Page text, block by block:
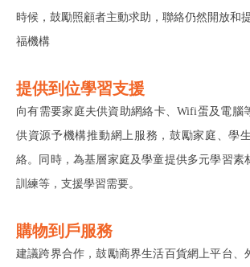
時候，鼓勵照顧者主動求助，聯絡仍然開放和
福機構
提供到位學習支援
向有需要家庭夫供資助網絡卡、Wifi蛋及電腦
供資源予機構推動網上服務，鼓勵家庭、學
絡。同時，為基層家庭及學童提供多元學習素
訓練等，支援學習需要。
購物到戶服務
建議跨界合作，鼓勵商界生活百貨網上平台、